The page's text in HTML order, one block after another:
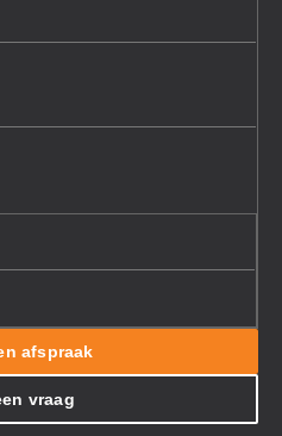
afspraak
vraag